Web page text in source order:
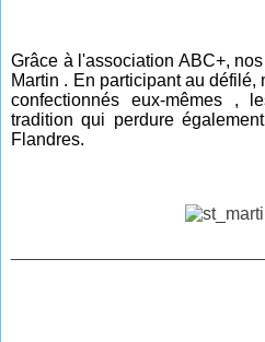
Grâce à l'association ABC+,
Martin . En participant au
confectionnés eux-mêmes ,
tradition qui perdure
Flandres.